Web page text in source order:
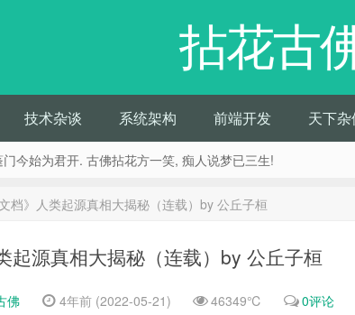
拈花古
技术杂谈 系统架构 前端开发 天下
今始为君开. 古佛拈花方一笑, 痴人说梦已三生!
文档》人类起源真相大揭秘（连载）by 公丘子桓
起源真相大揭秘（连载）by 公丘子桓
佛 4年前 (2022-05-21) 46349℃ 0评论